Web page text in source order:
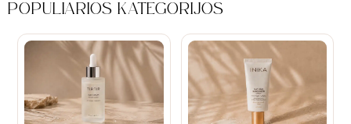
POPULIARIOS KATEGORIJOS